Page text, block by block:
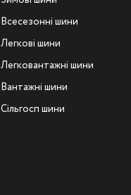
Всесезонні шини
Легкові шини
Легковантажнi шини
Вантажнi шини
Сільгосп шини